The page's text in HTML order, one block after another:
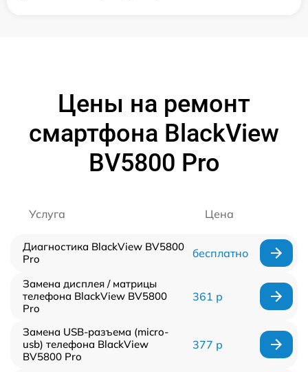
Цены на ремонт
смартфона BlackView
BV5800 Pro
Услуга Цена
Диагностика BlackView BV5800
Pro
бесплатно
Замена дисплея / матрицы
телефона BlackView BV5800
Pro
361 р
Замена USB-разъема (micro-
usb) телефона BlackView
BV5800 Pro
377 р